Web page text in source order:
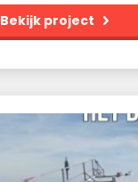
Bekijk project